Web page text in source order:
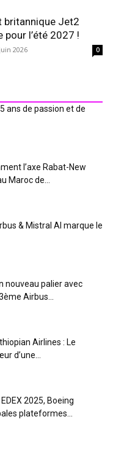
britannique Jet2
pour l’été 2027 !
2026 0
ans de passion et de
l’axe Rabat-New
Maroc de...
& Mistral AI marque le
nouveau palier avec
Airbus...
Airlines : Le
d’une...
2025, Boeing
plateformes...